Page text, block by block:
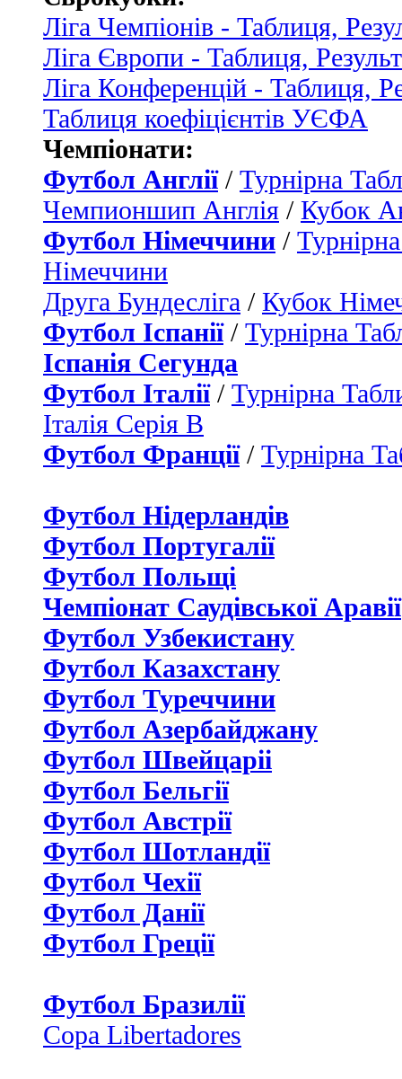
Ліга Чемпіонів - Таблиця,
Ліга Європи - Таблиця,
Ліга Конференцій - Таблиця,
Таблиця коефіцієнтів УЄФА
Чемпіонати:
Футбол Англії/ Турнірна
Чемпионшип Англія / Кубок
Футбол Німеччини /
Німеччини
Друга Бундесліга / Кубок
Футбол Іспанії/ Турнірна
Іспанія Сегунда
Футбол Італії/ Турнірна
Італія Серія B
Футбол Франції/ Турнірна
Футбол Нідерландiв
Футбол Португалії
Футбол Польщі
Чемпіонат Саудівської Аравії
Футбол Узбекистану
Футбол Казахстану
Футбол Туреччини
Футбол Азербайджану
Футбол Швейцаріі
Футбол Бельгії
Футбол Австрії
Футбол Шотландії
Футбол Чехії
Футбол Данії
Футбол Греції
Футбол Бразилії
Copa Libertadores